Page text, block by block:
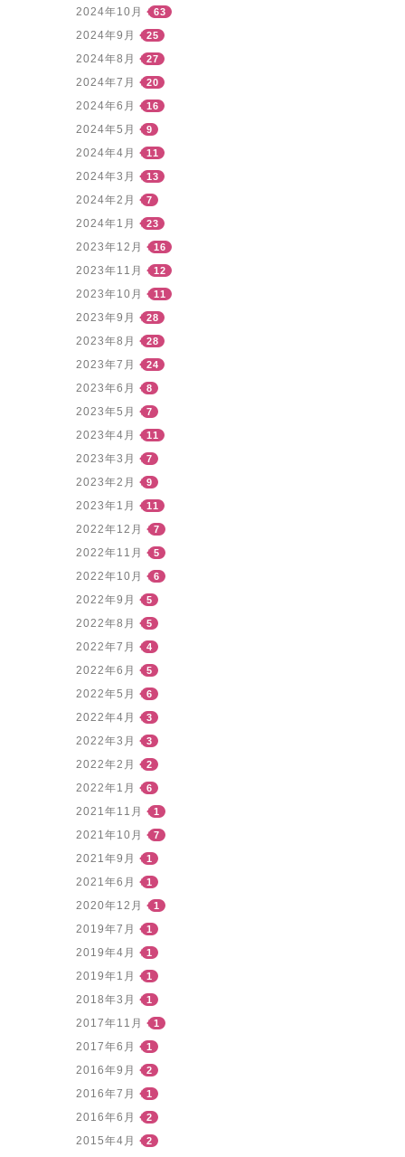
2024年10月 63
2024年9月 25
2024年8月 27
2024年7月 20
2024年6月 16
2024年5月 9
2024年4月 11
2024年3月 13
2024年2月 7
2024年1月 23
2023年12月 16
2023年11月 12
2023年10月 11
2023年9月 28
2023年8月 28
2023年7月 24
2023年6月 8
2023年5月 7
2023年4月 11
2023年3月 7
2023年2月 9
2023年1月 11
2022年12月 7
2022年11月 5
2022年10月 6
2022年9月 5
2022年8月 5
2022年7月 4
2022年6月 5
2022年5月 6
2022年4月 3
2022年3月 3
2022年2月 2
2022年1月 6
2021年11月 1
2021年10月 7
2021年9月 1
2021年6月 1
2020年12月 1
2019年7月 1
2019年4月 1
2019年1月 1
2018年3月 1
2017年11月 1
2017年6月 1
2016年9月 2
2016年7月 1
2016年6月 2
2015年4月 2